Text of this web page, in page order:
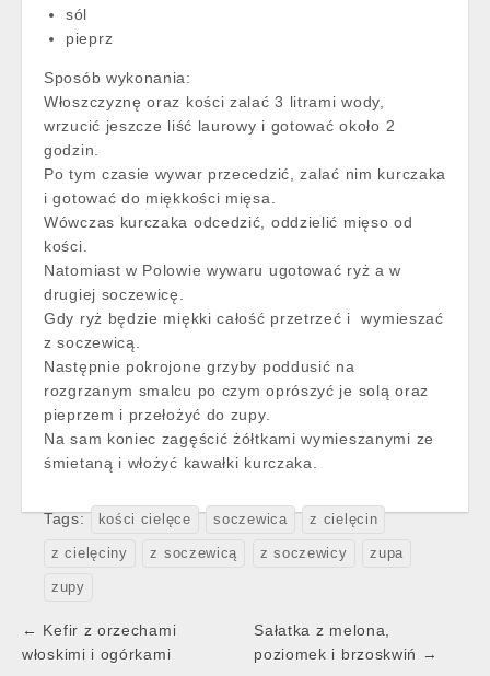
sól
pieprz
Sposób wykonania:
Włoszczyznę oraz kości zalać 3 litrami wody,
wrzucić jeszcze liść laurowy i gotować około 2
godzin.
Po tym czasie wywar przecedzić, zalać nim kurczaka
i gotować do miękkości mięsa.
Wówczas kurczaka odcedzić, oddzielić mięso od
kości.
Natomiast w Polowie wywaru ugotować ryż a w
drugiej soczewicę.
Gdy ryż będzie miękki całość przetrzeć i wymieszać
z soczewicą.
Następnie pokrojone grzyby poddusić na
rozgrzanym smalcu po czym oprószyć je solą oraz
pieprzem i przełożyć do zupy.
Na sam koniec zagęścić żółtkami wymieszanymi ze
śmietaną i włożyć kawałki kurczaka.
Tags: kości cielęce soczewica z cielęcin
z cielęciny z soczewicą z soczewicy zupa
zupy
Post
navigation
← Kefir z orzechami
włoskimi i ogórkami
Sałatka z melona,
poziomek i brzoskwiń →